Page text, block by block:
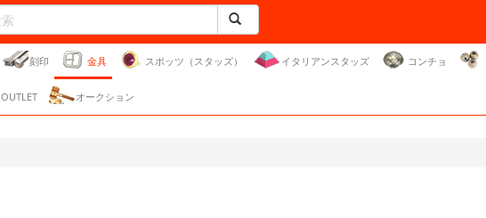
刻印 金具 スポッツ（スタッズ） イタリアンスタッズ コンチョ
OUTLET オークション